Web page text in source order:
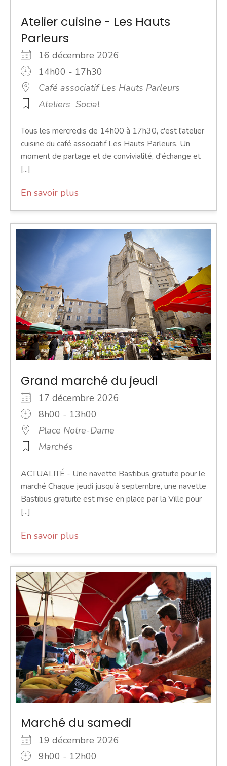
Atelier cuisine - Les Hauts
Parleurs
16 décembre 2026
14h00 - 17h30
Café associatif Les Hauts Parleurs
Ateliers Social
Tous les mercredis de 14h00 à 17h30, c'est l'atelier
cuisine du café associatif Les Hauts Parleurs. Un
moment de partage et de convivialité, d'échange et
[...]
En savoir plus
Grand marché du jeudi
17 décembre 2026
8h00 - 13h00
Place Notre-Dame
Marchés
ACTUALITÉ - Une navette Bastibus gratuite pour le
marché Chaque jeudi jusqu’à septembre, une navette
Bastibus gratuite est mise en place par la Ville pour
[...]
En savoir plus
Marché du samedi
19 décembre 2026
9h00 - 12h00